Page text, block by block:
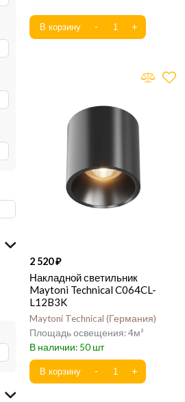
2 520
Накладной светильник
Maytoni Technical C064CL-
L12B3K
Maytoni Technical Германия
4
50